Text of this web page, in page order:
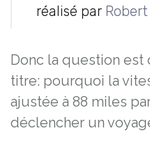
réalisé par
Donc la question
titre: pourquoi la
ajustée à 88 miles
déclencher un